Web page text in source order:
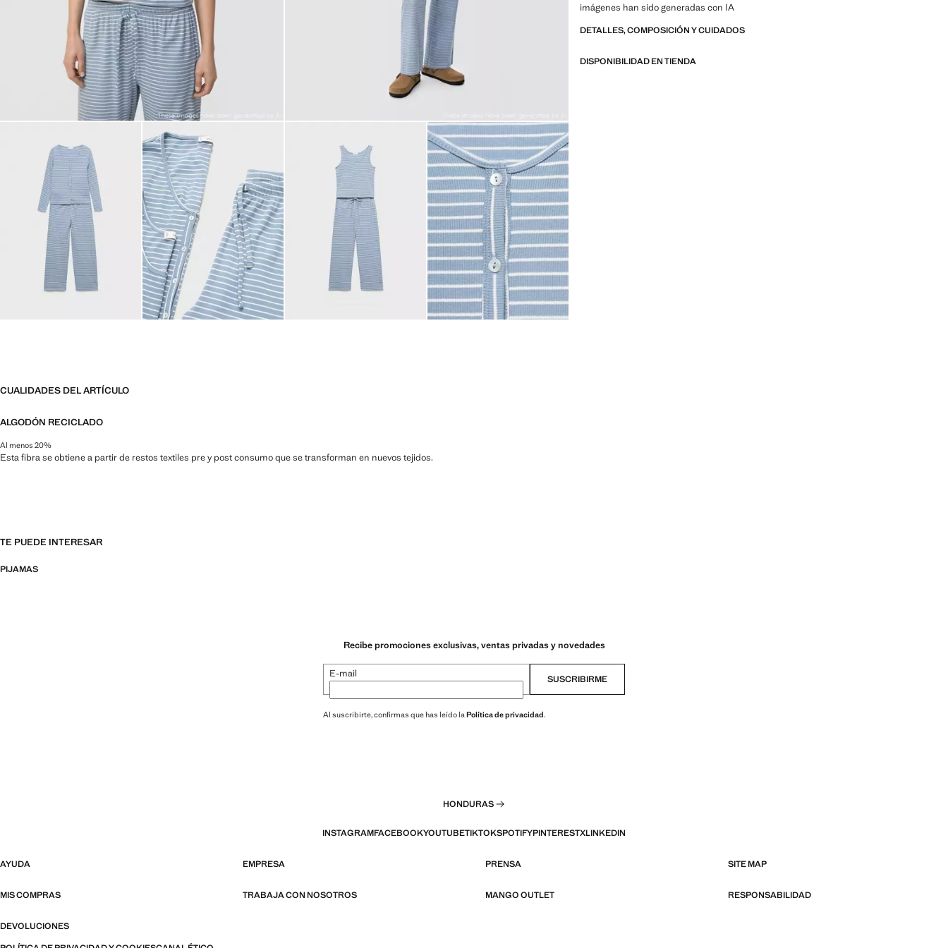
imágenes han sido generadas con IA
DETALLES, COMPOSICIÓN Y CUIDADOS
DISPONIBILIDAD EN TIENDA
CUALIDADES DEL ARTÍCULO
ALGODÓN RECICLADO
Al menos 20%
Esta fibra se obtiene a partir de restos textiles pre y post consumo que se transforman en nuevos tejidos.
TE PUEDE INTERESAR
PIJAMAS
Recibe promociones exclusivas, ventas privadas y novedades
E-mail SUSCRIBIRME
Al suscribirte, confirmas que has leído laPolítica de privacidad.
HONDURAS
INSTAGRAMFACEBOOKYOUTUBETIKTOKSPOTIFYPINTERESTXLINKEDIN
AYUDA EMPRESA PRENSA SITE MAP
MIS COMPRAS TRABAJA CON NOSOTROS MANGO OUTLET RESPONSABILIDAD
DEVOLUCIONES